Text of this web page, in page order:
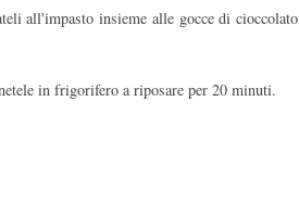
all'impasto insieme alle gocce di cioccolato
in frigorifero a riposare per 20 minuti.